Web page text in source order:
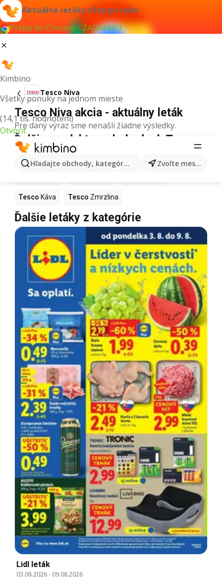
Aktuálne letáky vždy po ruke
Pridať do Chrome - ZADARMO
Kimbino
Všetky ponuky na jednom mieste
(14,1 tis. hodnotení)
Otvoriť
Hľadajte obchody, kategórie, produkty... Zvoľte mesto
Tesco Niva
Tesco Niva akcia - aktuálny leták
Pre daný výraz sme nenašli žiadne výsledky.
Ďalšie produkty v obchodoch Tesco
Tesco Káva Tesco Zmrzlina
Ďalšie letáky z kategórie
Lidl leták
03.08.2026- 09.08.2026